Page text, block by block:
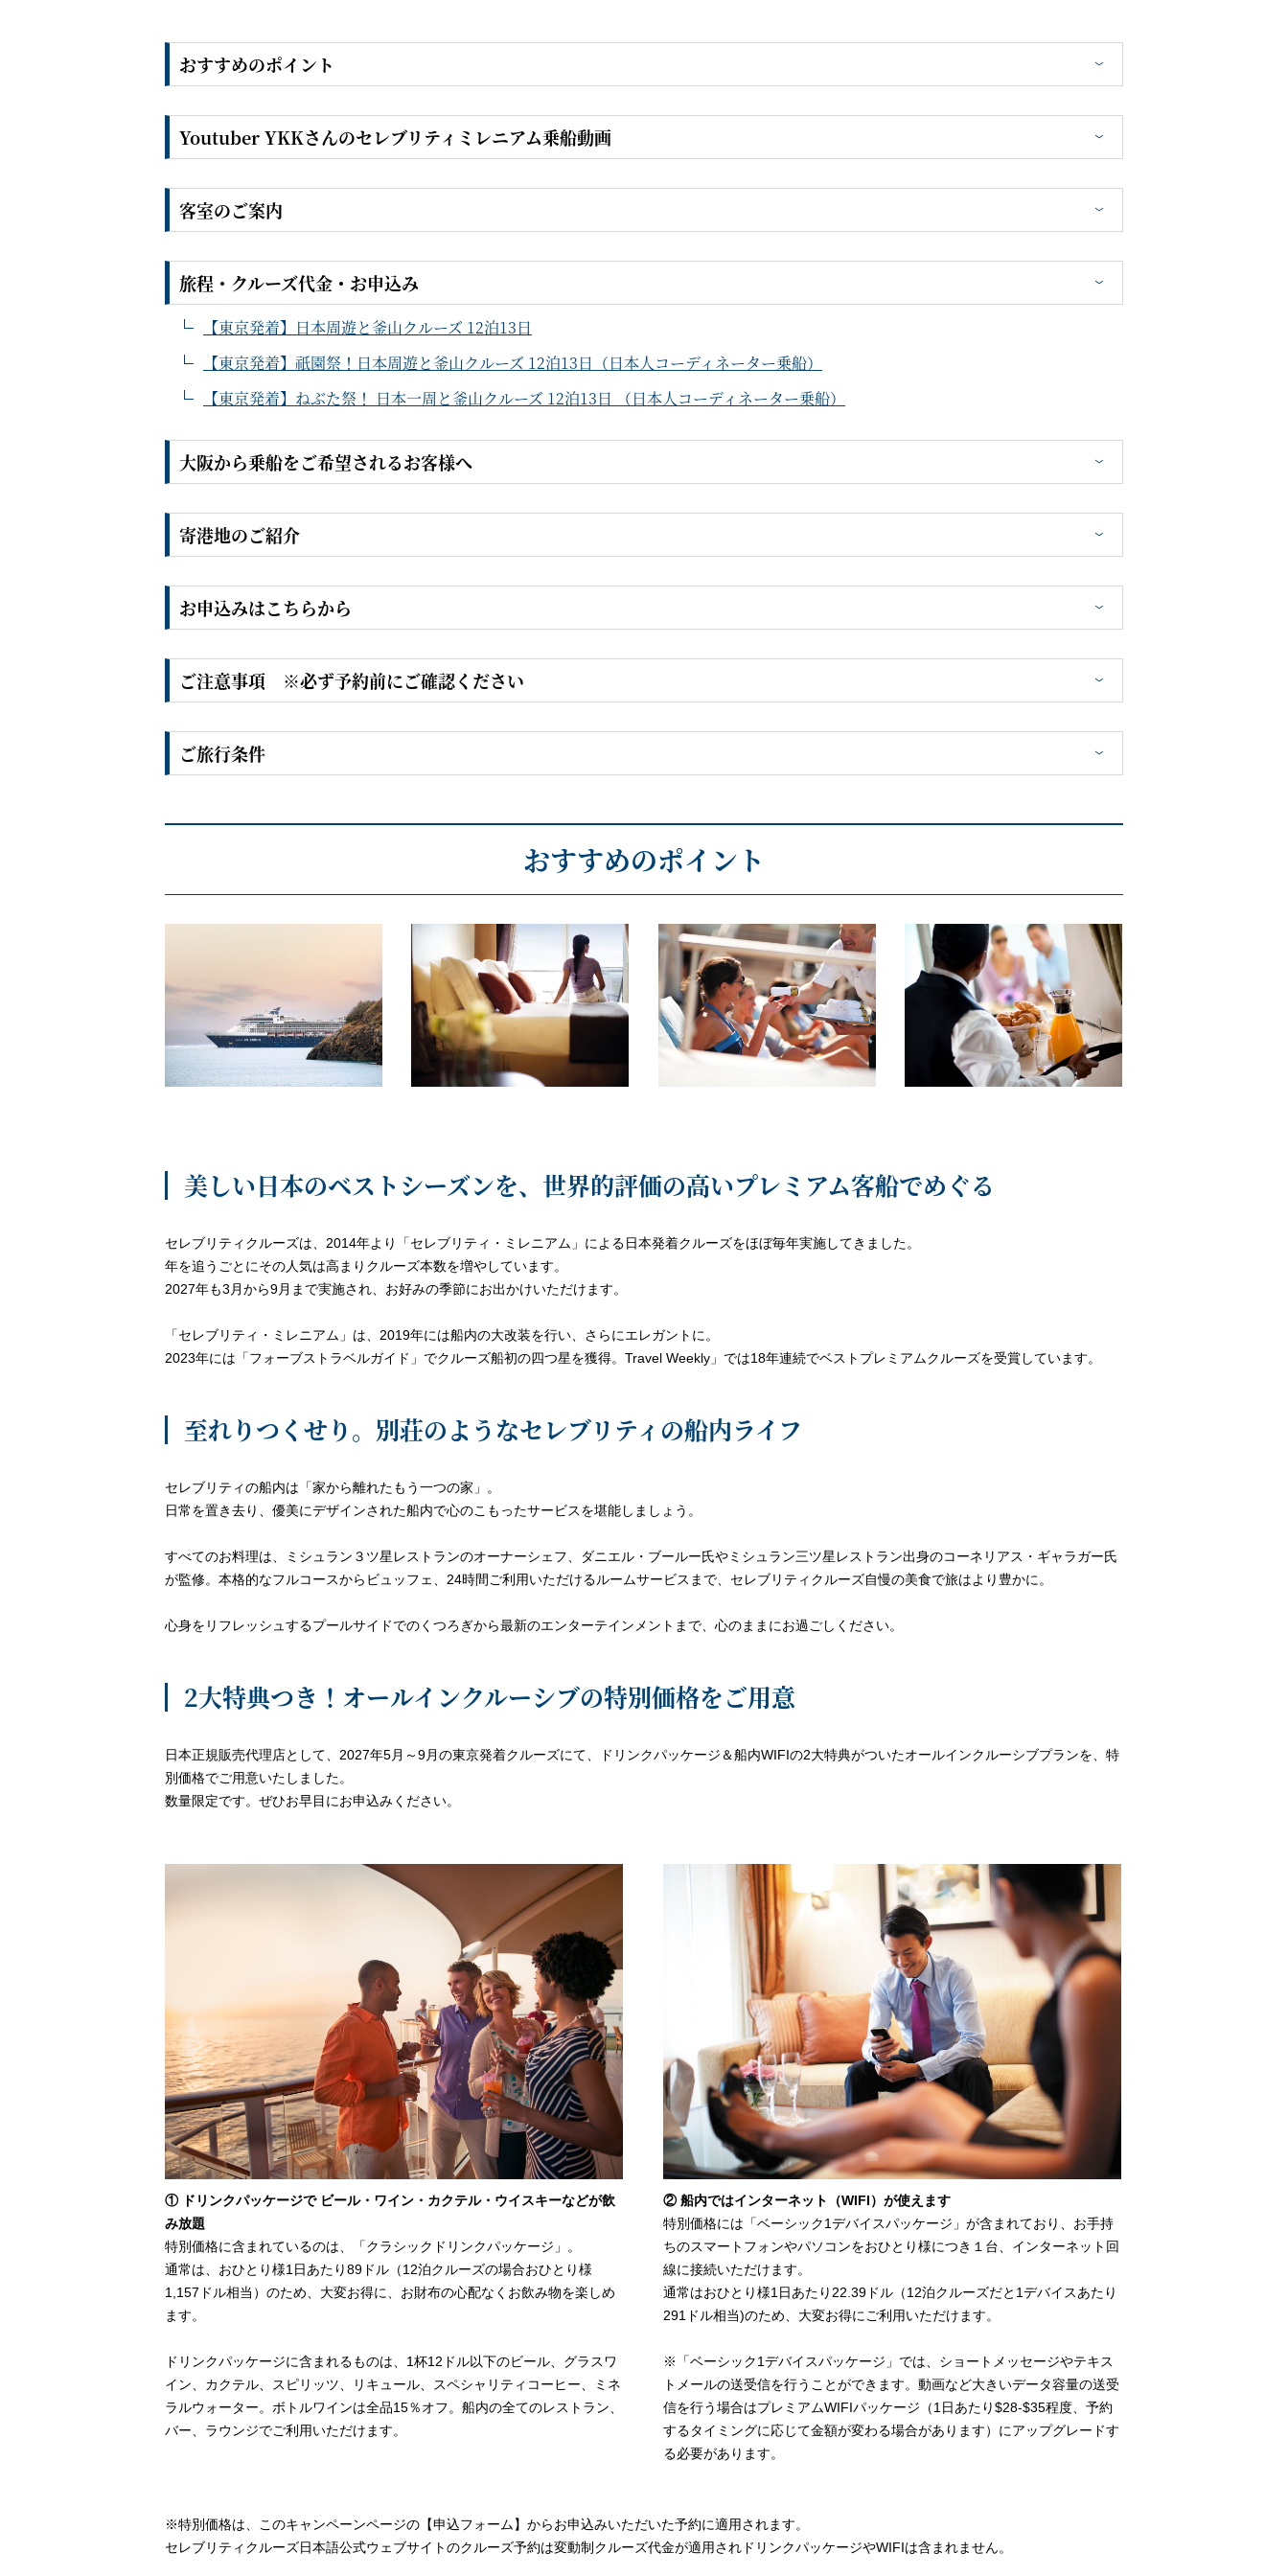
おすすめのポイント
Youtuber YKKさんのセレブリティミレニアム乗船動画
客室のご案内
旅程・クルーズ代金・お申込み
【東京発着】日本周遊と釜山クルーズ 12泊13日
【東京発着】祇園祭！日本周遊と釜山クルーズ 12泊13日（日本人コーディネーター乗船）
【東京発着】ねぶた祭！ 日本一周と釜山クルーズ 12泊13日 （日本人コーディネーター乗船）
大阪から乗船をご希望されるお客様へ
寄港地のご紹介
お申込みはこちらから
ご注意事項 ※必ず予約前にご確認ください
ご旅行条件
おすすめのポイント
美しい日本のベストシーズンを、世界的評価の高いプレミアム客船でめぐる
セレブリティクルーズは、2014年より「セレブリティ・ミレニアム」による日本発着クルーズをほぼ毎年実施してきました。
年を追うごとにその人気は高まりクルーズ本数を増やしています。
2027年も3月から9月まで実施され、お好みの季節にお出かけいただけます。
「セレブリティ・ミレニアム」は、2019年には船内の大改装を行い、さらにエレガントに。
2023年には「フォーブストラベルガイド」でクルーズ船初の四つ星を獲得。Travel Weekly」では18年連続でベストプレミアムクルーズを受賞しています。
至れりつくせり。別荘のようなセレブリティの船内ライフ
セレブリティの船内は「家から離れたもう一つの家」。
日常を置き去り、優美にデザインされた船内で心のこもったサービスを堪能しましょう。
すべてのお料理は、ミシュラン３ツ星レストランのオーナーシェフ、ダニエル・ブールー氏やミシュラン三ツ星レストラン出身のコーネリアス・ギャラガー氏
が監修。本格的なフルコースからビュッフェ、24時間ご利用いただけるルームサービスまで、セレブリティクルーズ自慢の美食で旅はより豊かに。
心身をリフレッシュするプールサイドでのくつろぎから最新のエンターテインメントまで、心のままにお過ごしください。
2大特典つき！オールインクルーシブの特別価格をご用意
日本正規販売代理店として、2027年5月～9月の東京発着クルーズにて、ドリンクパッケージ＆船内WIFIの2大特典がついたオールインクルーシブプランを、特
別価格でご用意いたしました。
数量限定です。ぜひお早目にお申込みください。
① ドリンクパッケージで ビール・ワイン・カクテル・ウイスキーなどが飲
み放題
特別価格に含まれているのは、「クラシックドリンクパッケージ」。
通常は、おひとり様1日あたり89ドル（12泊クルーズの場合おひとり様
1,157ドル相当）のため、大変お得に、お財布の心配なくお飲み物を楽しめ
ます。
ドリンクパッケージに含まれるものは、1杯12ドル以下のビール、グラスワ
イン、カクテル、スピリッツ、リキュール、スペシャリティコーヒー、ミネ
ラルウォーター。ボトルワインは全品15％オフ。船内の全てのレストラン、
バー、ラウンジでご利用いただけます。
② 船内ではインターネット（WIFI）が使えます
特別価格には「ベーシック1デバイスパッケージ」が含まれており、お手持
ちのスマートフォンやパソコンをおひとり様につき１台、インターネット回
線に接続いただけます。
通常はおひとり様1日あたり22.39ドル（12泊クルーズだと1デバイスあたり
291ドル相当)のため、大変お得にご利用いただけます。
※「ベーシック1デバイスパッケージ」では、ショートメッセージやテキス
トメールの送受信を行うことができます。動画など大きいデータ容量の送受
信を行う場合はプレミアムWIFIパッケージ（1日あたり$28-$35程度、予約
するタイミングに応じて金額が変わる場合があります）にアップグレードす
る必要があります。
※特別価格は、このキャンペーンページの【申込フォーム】からお申込みいただいた予約に適用されます。
セレブリティクルーズ日本語公式ウェブサイトのクルーズ予約は変動制クルーズ代金が適用されドリンクパッケージやWIFIは含まれません。